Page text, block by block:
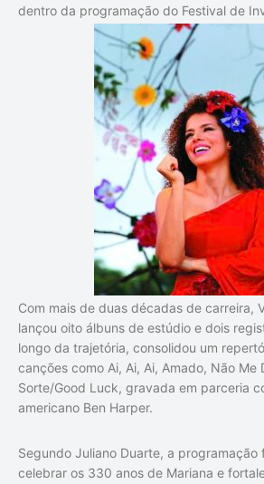
dentro da programação do Festival de
Com mais de duas décadas de carreira,
lançou oito álbuns de estúdio e dois
longo da trajetória, consolidou um
canções como Ai, Ai, Ai, Amado, Não Me
Sorte/Good Luck, gravada em parceria
americano Ben Harper.
Segundo Juliano Duarte, a programação
celebrar os 330 anos de Mariana e